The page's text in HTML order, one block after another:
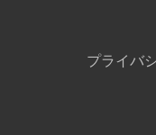
プライバ